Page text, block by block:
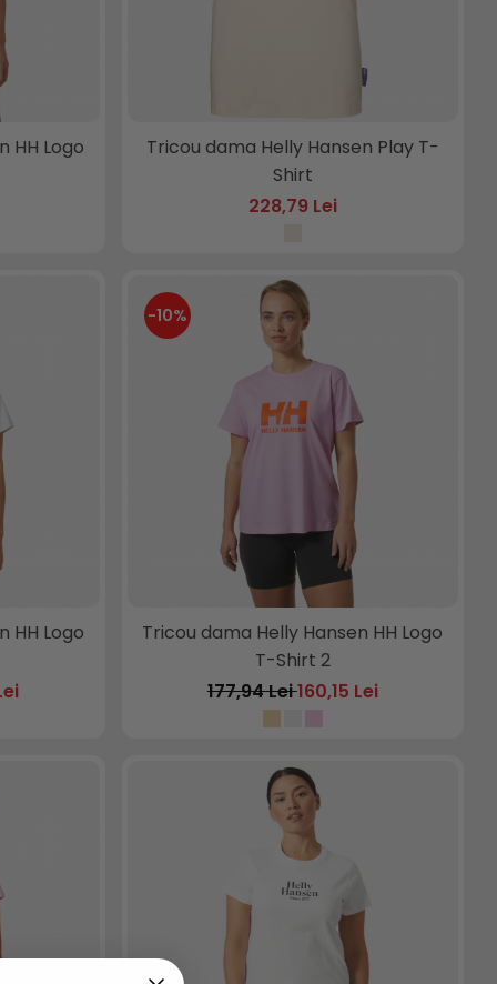
HH Logo
Tricou dama Helly Hansen Play T-
Shirt
228,79 Lei
HH Logo
-10%
Tricou dama Helly Hansen HH Logo
T-Shirt 2
177,94 Lei160,15 Lei